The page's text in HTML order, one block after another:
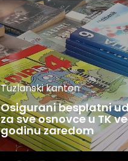
Tuzlanski kanton
Osigurani besplatni
za sve osnovce u TK
godinu zaredom